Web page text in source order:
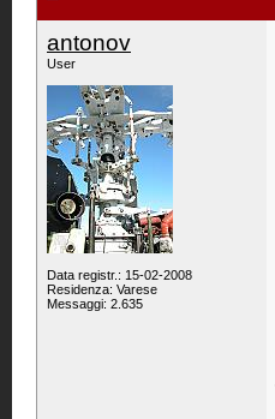
antonov
User
Data registr.: 15-02-2008
Residenza: Varese
Messaggi: 2.635